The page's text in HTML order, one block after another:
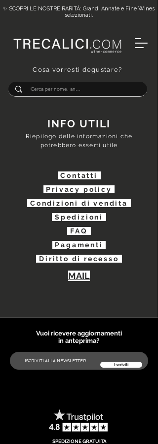
Cosa vorresti degustare?
✨ SCOPRI LE NOSTRE RARITÀ: Grandi Annate e Fine Wines
selezionati.
INFO UTILI
Riepilogo delle informazioni che
potrebbero esserti utile
Contatti
Privacy policy
Condizioni di vendita
Spedizioni
FAQ
Pag amenti
Diritto di recesso
MAIL
Vuoi ricevere aggiornamenti
in anteprima?
Iscriviti
SPEDIZIONE GRATUITA